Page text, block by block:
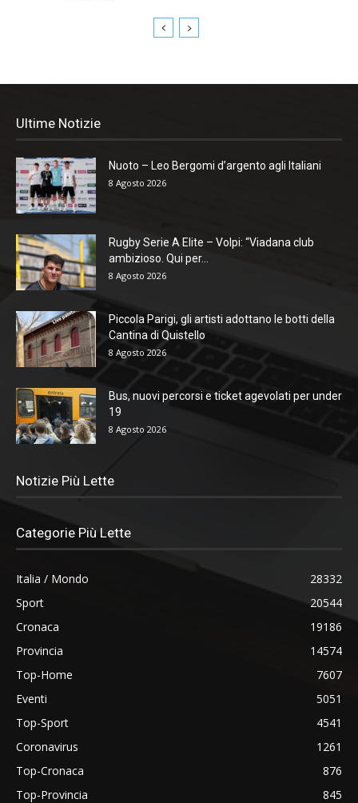
Ultime Notizie
Nuoto – Leo Bergomi d’argento agli Italiani
8 Agosto 2026
Rugby Serie A Elite – Volpi: “Viadana club
ambizioso. Qui per...
8 Agosto 2026
Piccola Parigi, gli artisti adottano le botti della
Cantina di Quistello
8 Agosto 2026
Bus, nuovi percorsi e ticket agevolati per under
19
8 Agosto 2026
Notizie Più Lette
Categorie Più Lette
Italia / Mondo
28332
Sport
20544
Cronaca
19186
Provincia
14574
Top-Home
7607
Eventi
5051
Top-Sport
4541
Coronavirus
1261
Top-Cronaca
876
Top-Provincia
845